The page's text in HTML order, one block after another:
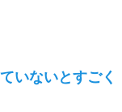
いないとすごく